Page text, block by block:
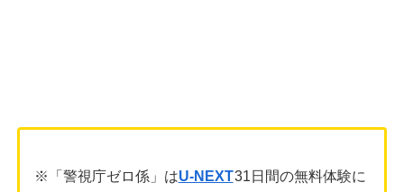
※「警視庁ゼロ係」はU-NEXT31日間の無料体験に